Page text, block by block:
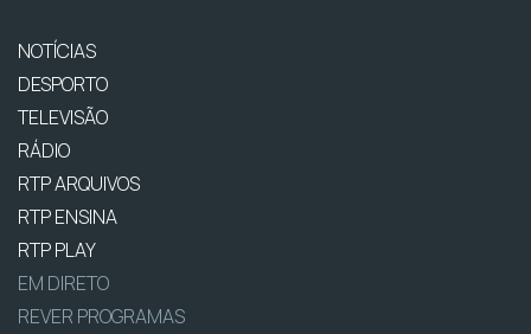
NOTÍCIAS
DESPORTO
TELEVISÃO
RÁDIO
RTP ARQUIVOS
RTP ENSINA
RTP PLAY
EM DIRETO
REVER PROGRAMAS